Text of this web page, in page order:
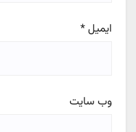
ایمیل*
وب‌ سایت